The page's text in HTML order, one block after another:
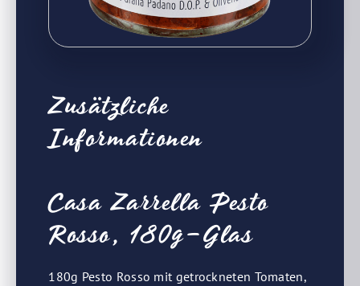
Zusätzliche
Informationen
Casa Zarrella Pesto
Rosso, 180g-Glas
180g Pesto Rosso mit getrockneten Tomaten,